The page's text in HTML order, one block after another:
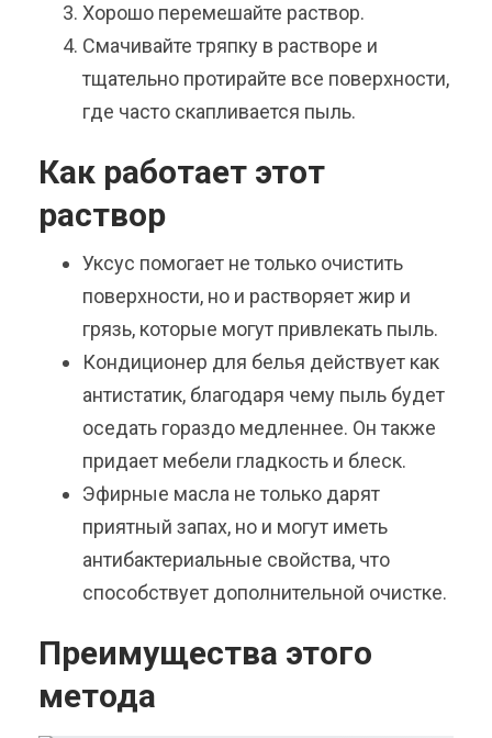
Хорошо перемешайте раствор.
Смачивайте тряпку в растворе и
тщательно протирайте все поверхности,
где часто скапливается пыль.
Как работает этот
раствор
Уксус помогает не только очистить
поверхности, но и растворяет жир и
грязь, которые могут привлекать пыль.
Кондиционер для белья действует как
антистатик, благодаря чему пыль будет
оседать гораздо медленнее. Он также
придает мебели гладкость и блеск.
Эфирные масла не только дарят
приятный запах, но и могут иметь
антибактериальные свойства, что
способствует дополнительной очистке.
Преимущества этого
метода